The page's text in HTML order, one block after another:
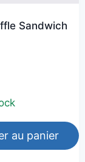
Sandwich
au panier